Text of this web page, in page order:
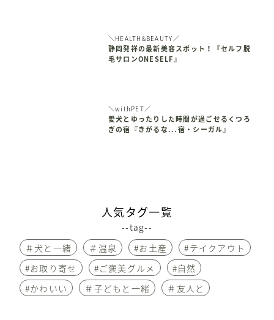
＼HEALTH&BEAUTY／
静岡発祥の最新美容スポット！『セルフ脱
毛サロンONESELF』
＼withPET／
愛犬とゆったりした時間が過ごせるくつろ
ぎの宿『きがるな...宿・シーガル』
人気タグ一覧
--tag--
＃犬と一緒
＃温泉 #お土産
#テイクアウト
#お取り寄せ
#ご褒美グルメ
#自然
#かわいい
＃子どもと一緒 ＃友人と